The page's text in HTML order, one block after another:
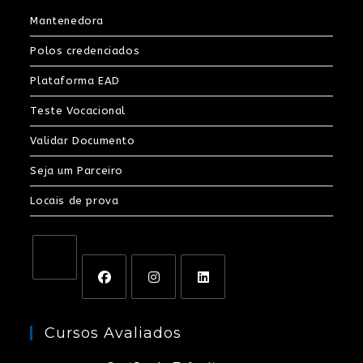
Mantenedora
Polos credenciados
Plataforma EAD
Teste Vocacional
Validar Documento
Seja um Parceiro
Locais de prova
Cursos Avaliados